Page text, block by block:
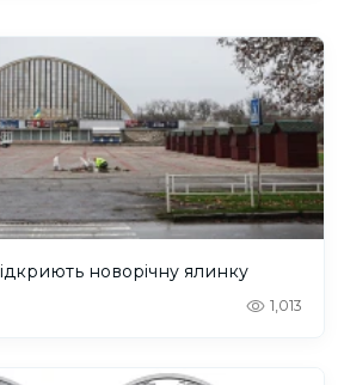
новорічну ялинку
1,013